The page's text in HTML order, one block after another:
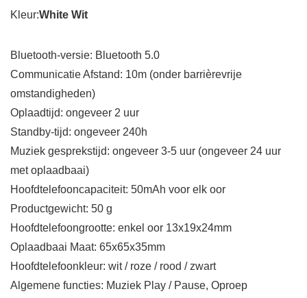
Kleur:White Wit
Bluetooth-versie: Bluetooth 5.0
Communicatie Afstand: 10m (onder barrièrevrije
omstandigheden)
Oplaadtijd: ongeveer 2 uur
Standby-tijd: ongeveer 240h
Muziek gesprekstijd: ongeveer 3-5 uur (ongeveer 24 uur
met oplaadbaai)
Hoofdtelefooncapaciteit: 50mAh voor elk oor
Productgewicht: 50 g
Hoofdtelefoongrootte: enkel oor 13x19x24mm
Oplaadbaai Maat: 65x65x35mm
Hoofdtelefoonkleur: wit / roze / rood / zwart
Algemene functies: Muziek Play / Pause, Oproep